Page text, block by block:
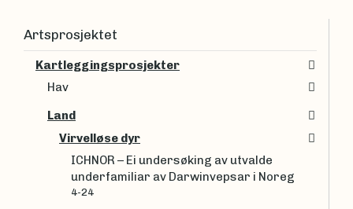
Artsprosjektet
Kartleggingsprosjekter
Hav
Land
Virvelløse dyr
ICHNOR – Ei undersøking av utvalde
underfamiliar av Darwinvepsar i Noreg
4-24